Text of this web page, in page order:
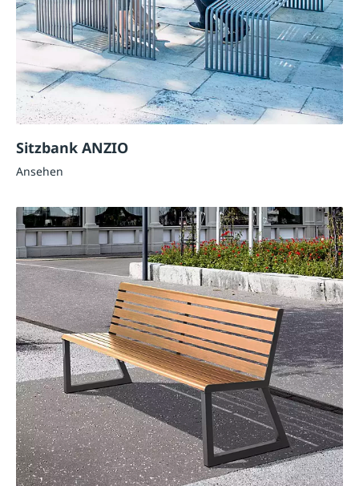
Sitzbank ANZIO
Ansehen